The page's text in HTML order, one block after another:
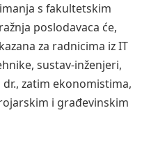
s fakultetskim
poslodavaca će,
za radnicima iz IT
sustav-inženjeri,
zatim ekonomistima,
i građevinskim